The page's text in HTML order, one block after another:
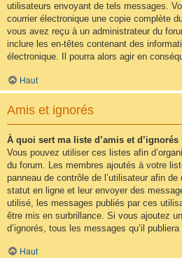
utilisateurs envoyant de tels messages.
courrier électronique une copie complète
vous avez reçu à un administrateur du
inclure les en-têtes contenant des
électronique. Il pourra alors agir en
Haut
Amis et ignorés
À quoi sert ma liste d’amis et d’ignorés
Vous pouvez utiliser ces listes afin
du forum. Les membres ajoutés à votre
panneau de contrôle de l’utilisateur afin
statut en ligne et leur envoyer des
utilisé, les messages publiés par ces
être mis en surbrillance. Si vous ajoutez
d’ignorés, tous les messages qu’il
Haut